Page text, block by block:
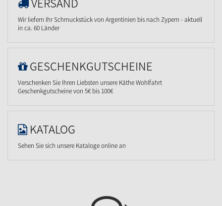
Wir liefern Ihr Schmuckstück von Argentinien bis nach Zypern - aktuell
in ca. 60 Länder
GESCHENKGUTSCHEINE
Verschenken Sie Ihren Liebsten unsere Käthe Wohlfahrt
Geschenkgutscheine von 5€ bis 100€
KATALOG
Sehen Sie sich unsere Kataloge online an